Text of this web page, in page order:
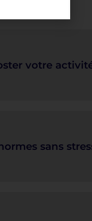
votre
sans